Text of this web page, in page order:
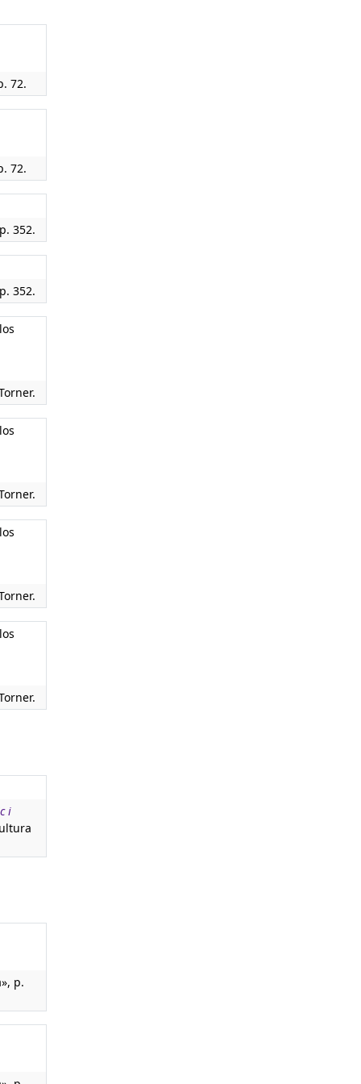
72.
72.
352.
352.
i
p.